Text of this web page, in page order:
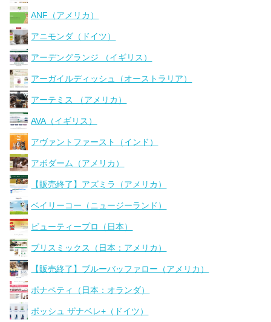
ANF（アメリカ）
アニモンダ（ドイツ）
アーデングランジ （イギリス）
アーガイルディッシュ（オーストラリア）
アーテミス （アメリカ）
AVA（イギリス）
アヴァントファースト（インド）
アボダーム（アメリカ）
【販売終了】アズミラ（アメリカ）
ベイリーコー（ニュージーランド）
ビューティープロ（日本）
ブリスミックス（日本：アメリカ）
【販売終了】ブルーバッファロー（アメリカ）
ボナペティ（日本：オランダ）
ボッシュ ザナベレ+（ドイツ）